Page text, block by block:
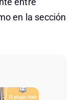
en la sección